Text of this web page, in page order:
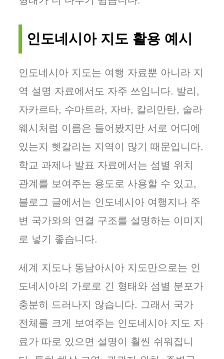
인도네시아 지도 활용 예시
인도네시아 지도는 여행 자료뿐 아니라 지
역 설명 자료에서도 자주 쓰입니다. 발리,
자카르타, 수마트라, 자바, 칼리만탄, 술라
웨시처럼 이름은 들어봤지만 서로 어디에
있는지 헷갈리는 지역이 많기 때문입니다.
학교 과제나 발표 자료에서는 섬별 위치
관계를 보여주는 용도로 사용할 수 있고,
블로그 글에서는 인도네시아 여행지나 주
변 국가와의 연결 구조를 설명하는 이미지
로 넣기 좋습니다.
세계 지도나 동남아시아 지도만으로는 인
도네시아의 가로로 긴 형태와 섬별 분포가
충분히 드러나지 않습니다. 그래서 국가
전체를 크게 보여주는 인도네시아 지도 자
료가 따로 있으면 설명이 훨씬 쉬워집니